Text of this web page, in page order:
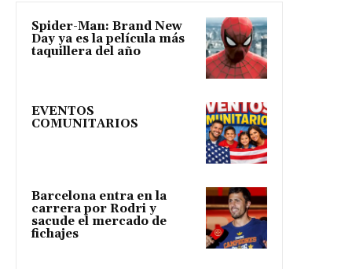
Spider-Man: Brand New
Day ya es la película más
taquillera del año
EVENTOS
COMUNITARIOS
Barcelona entra en la
carrera por Rodri y
sacude el mercado de
fichajes